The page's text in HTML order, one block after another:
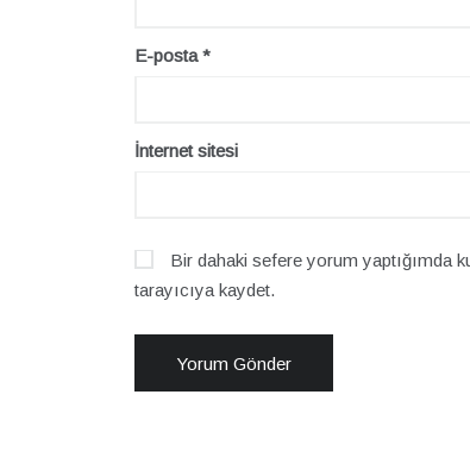
E-posta*
İnternet sitesi
Bir dahaki sefere yorum yaptığımda
tarayıcıya kaydet.